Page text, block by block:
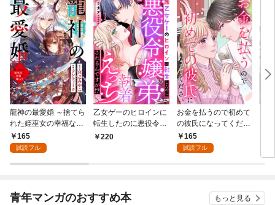
龍神の最愛婚 ～捨てら
れた姫巫女の幸福な嫁
入り～: 1
165
試読フル
乙女ゲーのヒロインに
転生したのに悪役令嬢
の弟（攻略対象外）に
220
お金を払うので初めて
の彼氏になってくださ
い: 1
165
試読フル
た
青年マンガのおすすめ本 もっと見る